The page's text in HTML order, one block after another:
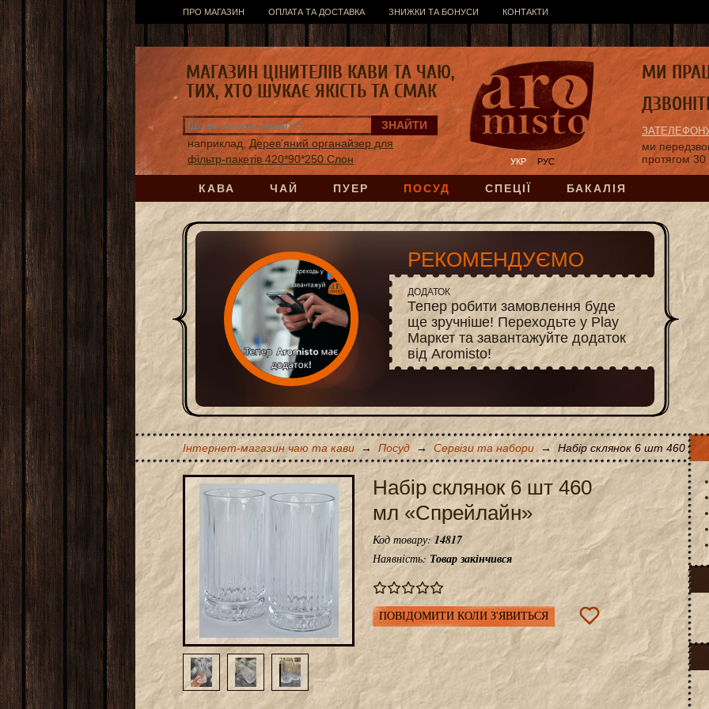
ПРО МАГАЗИН ОПЛАТА ТА ДОСТАВКА ЗНИЖКИ ТА БОНУСИ КОНТАКТИ
КАВА ЧАЙ ПУЕР ПОСУД СПЕЦІЇ БАКАЛІЯ
УКР РУС
наприклад, Дерев'яний органайзер для
фільтр-пакетів 420*90*250 Слон
ми
протягом 30
МАГАЗИН ЦІНИТЕЛІВ КАВИ ТА ЧАЮ,
ТИХ, ХТО ШУКАЄ ЯКІСТЬ ТА СМАК
МИ
РЕКОМЕНДУЄМО
ДОДАТОК
Тепер робити замовлення буде
ще зручніше! Переходьте у Play
Маркет та завантажуйте додаток
від Aromisto!
Інтернет-магазин чаю та кави → Посуд → Сервізи та набори → Набір склянок 6 шт 460 мл
Набір склянок 6 шт 460
мл «Спрейлайн»
Код товару:14817
Наявність: Товар закінчився
ПОВІДОМИТИ КОЛИ З'ЯВИТЬСЯ